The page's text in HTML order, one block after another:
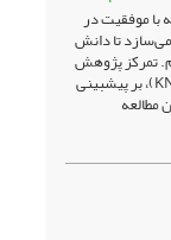
با موفقیت در
می‌سازد تا دانش
تمرکز پژوهش
حاضر با استفاده از الگوریتم نزدیکترین همسایه (KNN)، بر پیش‎بینی
مطالعه